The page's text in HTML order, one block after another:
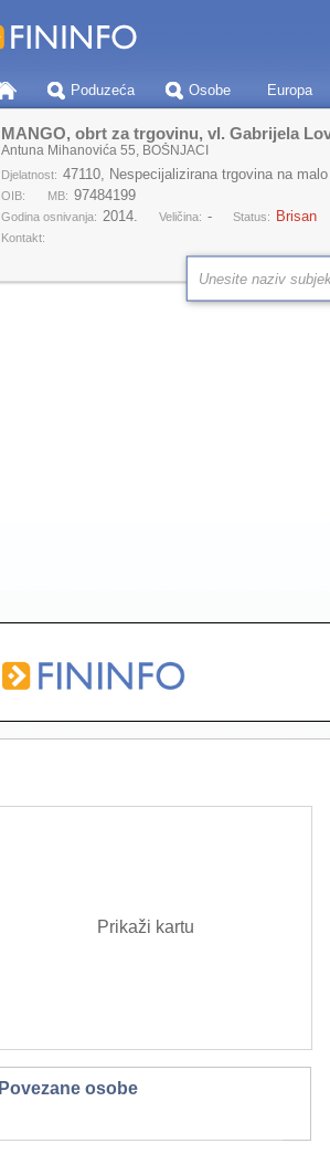
Poduzeća Osobe Europa
MANGO, obrt za trgovinu, vl. Gabrijela
Antuna Mihanovića 55, BOŠNJACI
Djelatnost: 47110, Nespecijalizirana trgovina na
OIB: MB: 97484199
Godina osnivanja: 2014. Veličina: - Status: Brisan
Kontakt:
Prikaži kartu
Povezane osobe